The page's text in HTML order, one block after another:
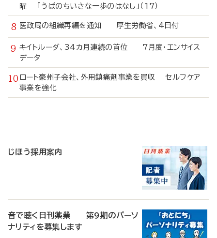
曜 「うぱのちいさな一歩のはなし」（17）
医政局の組織再編を通知 厚生労働省、4日付
キイトルーダ、34カ月連続の首位 7月度・エンサイス
データ
ロート豪州子会社、外用鎮痛剤事業を買収 セルフケア
事業を強化
じほう採用案内
音で聴く日刊薬業 第9期のパーソ
ナリティを募集します